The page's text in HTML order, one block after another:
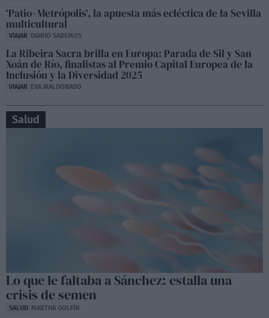
‘Patio+Metrópolis’, la apuesta más ecléctica de la Sevilla
multicultural
VIAJAR DIARIO SABEMOS
La Ribeira Sacra brilla en Europa: Parada de Sil y San
Xoán de Río, finalistas al Premio Capital Europea de la
Inclusión y la Diversidad 2025
VIAJAR EVA MALDONADO
Salud
Lo que le faltaba a Sánchez: estalla una
crisis de semen
SALUD MARTHA GOLFÍN